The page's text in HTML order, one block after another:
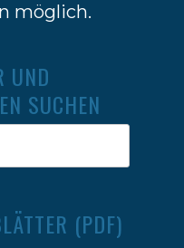
möglich.
UND
SUCHEN
(PDF)